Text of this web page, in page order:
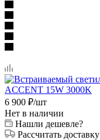
6 900 ₽/шт
Нет в наличии
Нашли дешевле?
Рассчитать доставку